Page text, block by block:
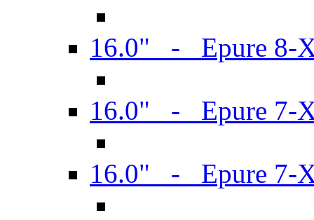
16.0" - Epure 8-
16.0" - Epure 7-
16.0" - Epure 7-